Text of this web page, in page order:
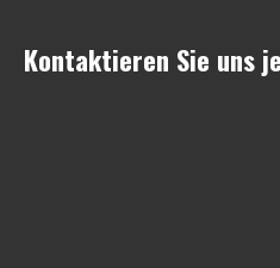
Kontaktieren Sie uns